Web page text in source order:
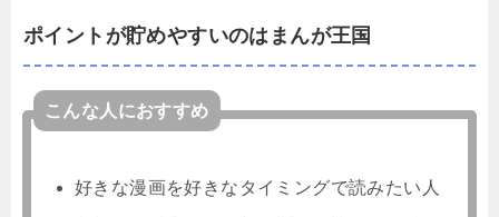
ポイントが貯めやすいのはまんが王国
こんな人におすすめ
好きな漫画を好きなタイミングで読みたい人